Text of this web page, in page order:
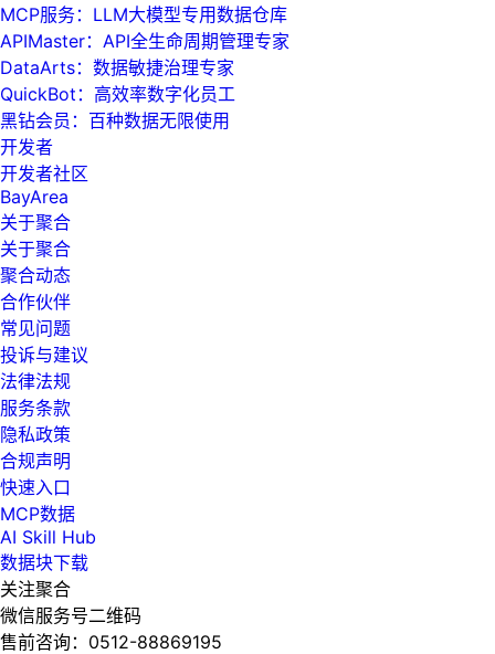
MCP服务：LLM大模型专用数据仓库
APIMaster：API全生命周期管理专家
DataArts：数据敏捷治理专家
QuickBot：高效率数字化员工
黑钻会员：百种数据无限使用
开发者
开发者社区
BayArea
关于聚合
关于聚合
聚合动态
合作伙伴
常见问题
投诉与建议
法律法规
服务条款
隐私政策
合规声明
快速入口
MCP数据
AI Skill Hub
数据块下载
关注聚合
微信服务号二维码
售前咨询： 0512-88869195